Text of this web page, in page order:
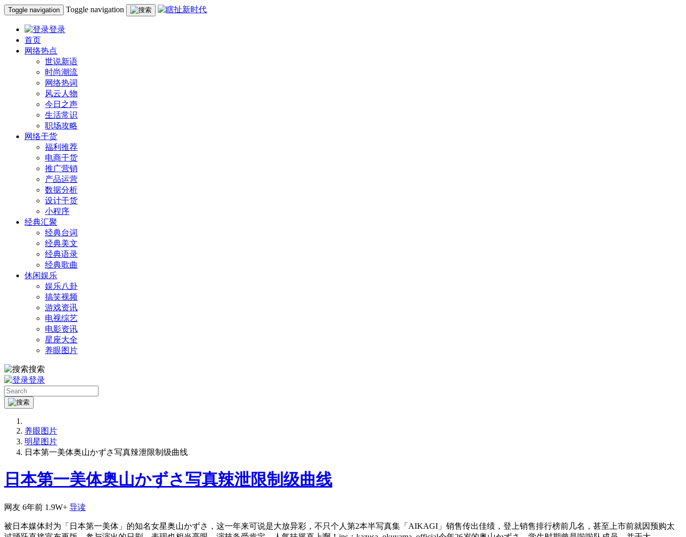
Toggle navigation Toggle navigation
登录
首页
网络热点
世说新语
时尚潮流
网络热词
风云人物
今日之声
生活常识
职场攻略
网络干货
福利推荐
电商干货
推广营销
产品运营
数据分析
设计干货
小程序
经典汇聚
经典台词
经典美文
经典语录
经典歌曲
休闲娱乐
娱乐八卦
搞笑视频
游戏资讯
电视综艺
电影资讯
星座大全
养眼图片
搜索
登录
养眼图片
明星图片
日本第一美体奥山かずさ写真辣泄限制级曲线
日本第一美体奥山かずさ写真辣泄限制级曲线
网友 6年前 1.9W+ 导读
被日本媒体封为「日本第一美体」的知名女星奥山かずさ，这一年来可说是大放异彩，不只个人第2本半写真集「AIKAGI」销售传出佳绩，登上销售排行榜前几名，甚至上市前就因预购太